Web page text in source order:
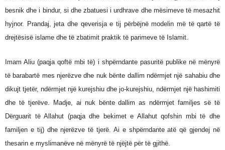
besnik dhe i bindur, si dhe zbatuesi i urdhrave dhe mësimeve të mesazhit
hyjnor. Prandaj, jeta dhe qeverisja e tij përbëjnë modelin më të qartë të
drejtësisë islame dhe të zbatimit praktik të parimeve të Islamit.
Imam Aliu (paqja qoftë mbi të) i shpërndante pasuritë publike në mënyrë
të barabartë mes njerëzve dhe nuk bënte dallim ndërmjet një sahabiu dhe
dikujt tjetër, ndërmjet një kurejshiu dhe jo-kurejshiu, ndërmjet një hashimiti
dhe të tjerëve. Madje, ai nuk bënte dallim as ndërmjet familjes së të
Dërguarit të Allahut (paqja dhe bekimet e Allahut qofshin mbi të dhe
familjen e tij) dhe njerëzve të tjerë. Ai e shpërndante atë që gjendej në
thesarin e myslimanëve në mënyrë të njëjtë për të gjithë.